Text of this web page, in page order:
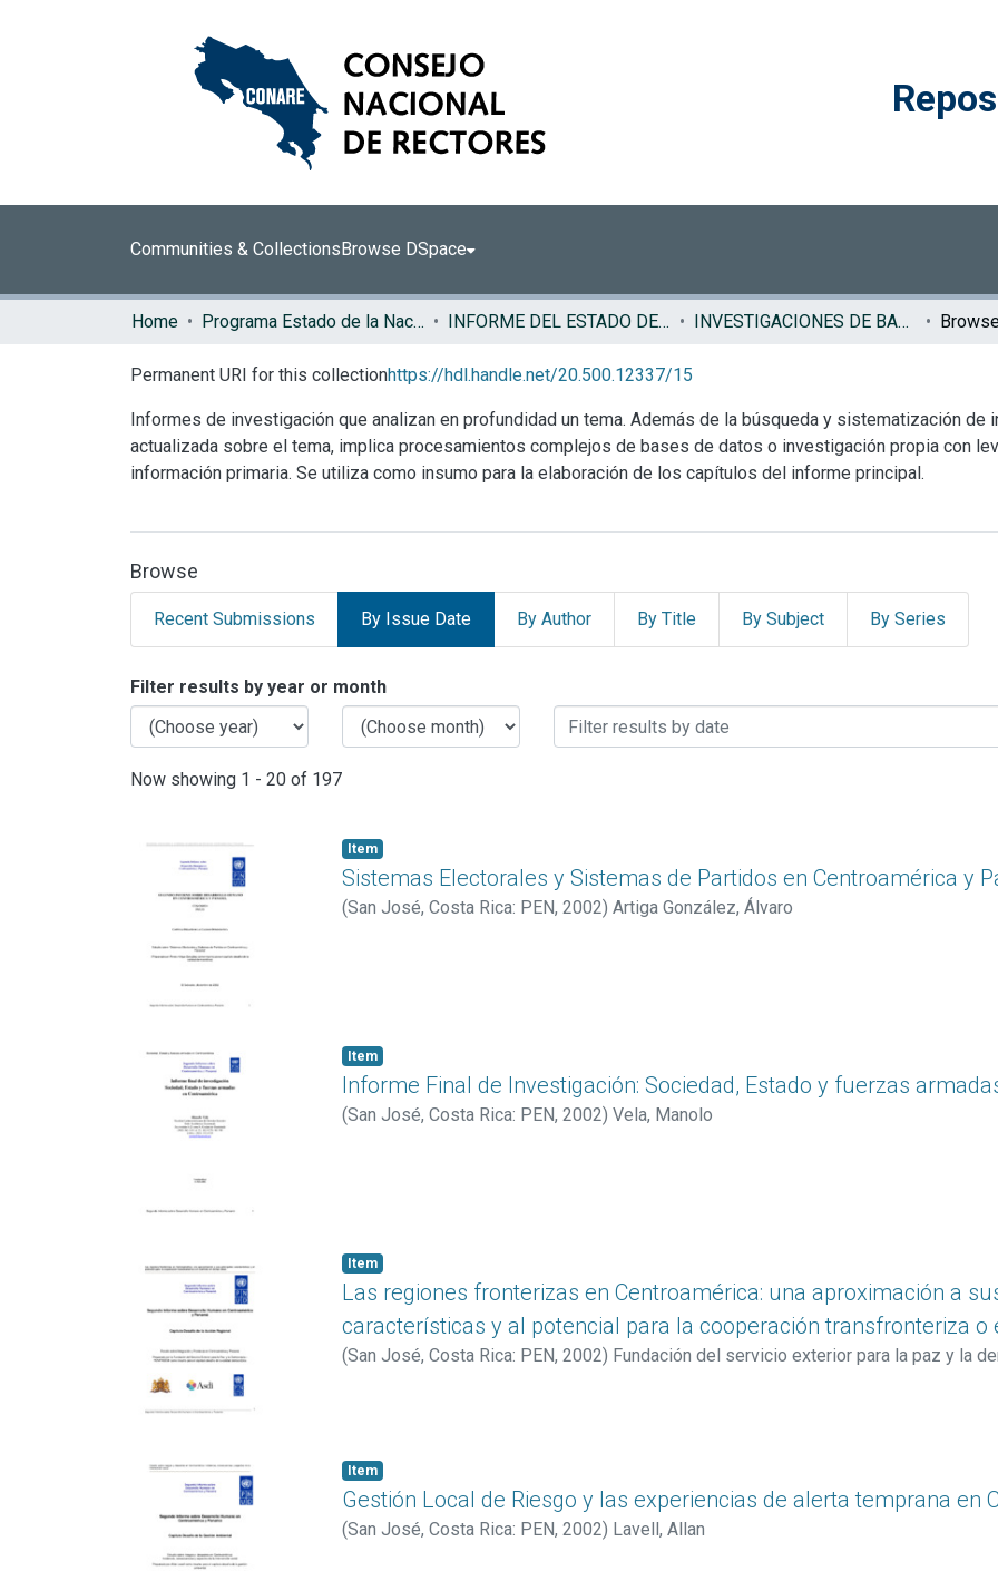
Communities & CollectionsBrowse DSpace
Home Programa Estado de la Nación (PEN) INFORME DEL ESTADO DE LA REGION INVESTIGACIONES DE BASE ERCA
Permanent URI for this collectionhttps://hdl.handle.net/20.500.12337/15
Informes de investigación que analizan en profundidad un tema. Además de la búsqueda y sistematización
actualizada sobre el tema, implica procesamientos complejos de bases de datos o investigación propia con
información primaria. Se utiliza como insumo para la elaboración de los capítulos del informe principal.
Browse
Recent Submissions By Issue Date By Author By Title By Subject By Series
Browsing INVESTIGACIONES DE BASE ERCA by
Filter results by year or month
Now showing 1 - 20 of 197
Item
Sistemas Electorales y Sistemas de Partidos en Centroamérica y
(San José, Costa Rica: PEN, 2002) Artiga González, Álvaro
Item
Informe Final de Investigación: Sociedad, Estado y fuerzas
(San José, Costa Rica: PEN, 2002) Vela, Manolo
Item
Las regiones fronterizas en Centroamérica: una aproximación a
características y al potencial para la cooperación transfronteriza o
(San José, Costa Rica: PEN, 2002) Fundación del servicio exterior para la paz y la
Item
Gestión Local de Riesgo y las experiencias de alerta temprana en
(San José, Costa Rica: PEN, 2002) Lavell, Allan